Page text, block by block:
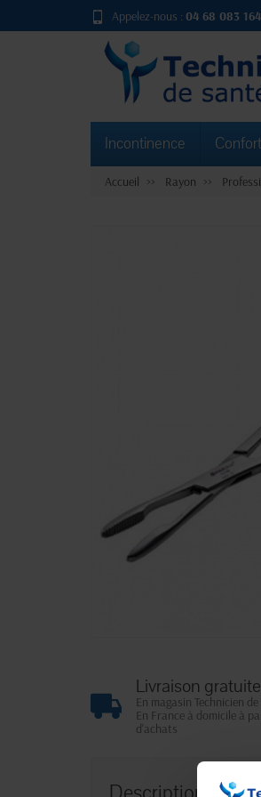
Appelez-nous : 04 68 083 164
Incontinence
Accueil Rayon
Livraison gratuite
En magasin Technicien
En France à domicile à
d'achats